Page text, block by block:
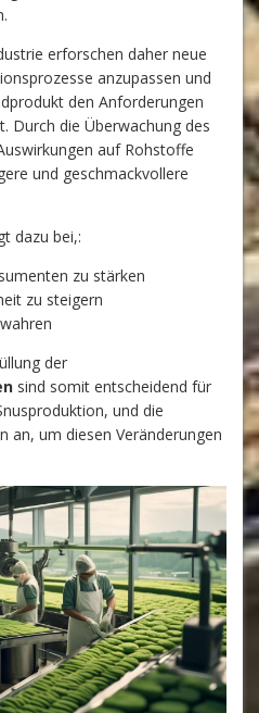
erforschen daher neue
anzupassen und
den Anforderungen
Durch die Überwachung des
auf Rohstoffe
und geschmackvollere
dazu bei,:
zu stärken
zu steigern
der
sind somit entscheidend für
und die
an, um diesen Veränderungen